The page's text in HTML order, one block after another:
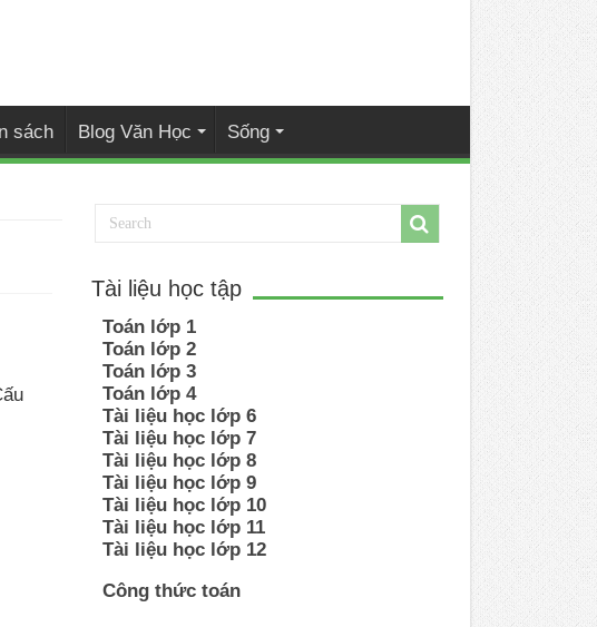
sách Blog Văn Học Sống
Tài liệu học tập
Toán lớp 1
Toán lớp 2
Toán lớp 3
Toán lớp 4
Tài liệu học lớp 6
Tài liệu học lớp 7
Tài liệu học lớp 8
Tài liệu học lớp 9
Tài liệu học lớp 10
Tài liệu học lớp 11
Tài liệu học lớp 12
Công thức toán